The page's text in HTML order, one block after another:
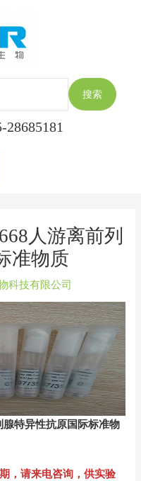
搜索
人游离前列
准物质
科技有限公司
腺特异性抗原国际标准物
，请来电咨询，供实验